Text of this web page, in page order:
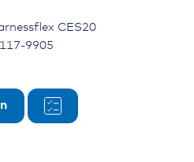
9905
CES20